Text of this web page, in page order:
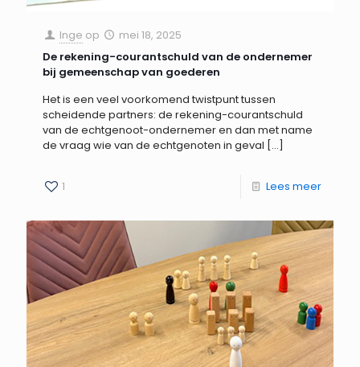
Inge op
mei 18, 2025
De rekening-courantschuld van de ondernemer
bij gemeenschap van goederen
Het is een veel voorkomend twistpunt tussen
scheidende partners: de rekening-courantschuld
van de echtgenoot-ondernemer en dan met name
de vraag wie van de echtgenoten in geval […]
1 Lees meer